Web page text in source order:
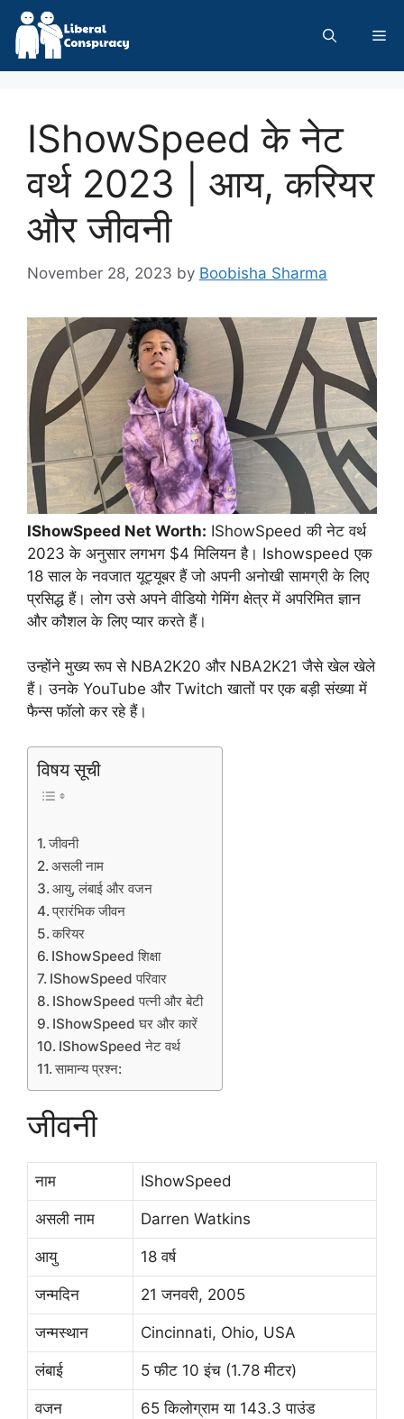
Skip
content
IShowSpeed के नेट
वर्थ 2023 | आय, करियर
और जीवनी
November 28, 2023 by Boobisha Sharma
IShowSpeed Net Worth: IShowSpeed की नेट वर्थ
2023 के अनुसार लगभग $4 मिलियन है। Ishowspeed एक
18 साल के नवजात यूट्यूबर हैं जो अपनी अनोखी सामग्री के लिए
प्रसिद्ध हैं। लोग उसे अपने वीडियो गेमिंग क्षेत्र में अपरिमित ज्ञान
और कौशल के लिए प्यार करते हैं।
उन्होंने मुख्य रूप से NBA2K20 और NBA2K21 जैसे खेल खेले
हैं। उनके YouTube और Twitch खातों पर एक बड़ी संख्या में
फैन्स फॉलो कर रहे हैं।
विषय सूची
जीवनी
असली नाम
आयु, लंबाई और वजन
प्रारंभिक जीवन
करियर
IShowSpeed शिक्षा
IShowSpeed परिवार
IShowSpeed पत्नी और बेटी
IShowSpeed घर और कारें
IShowSpeed नेट वर्थ
सामान्य प्रश्न:
जीवनी
नाम IShowSpeed
असली नाम Darren Watkins
आयु 18 वर्ष
जन्मदिन 21 जनवरी, 2005
जन्मस्थान Cincinnati, Ohio, USA
लंबाई 5 फीट 10 इंच (1.78 मीटर)
वजन 65 किलोग्राम या 143.3 पाउंड